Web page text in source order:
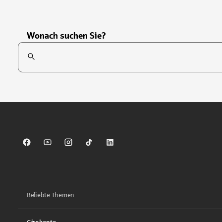
Wonach suchen Sie?
Suchfeld
Sparkasse auf Facebook
Sparkasse auf Youtube
Sparkasse auf Instagram
Sparkasse auf TikTok
Sparkasse auf LinkedIn
Beliebte Themen